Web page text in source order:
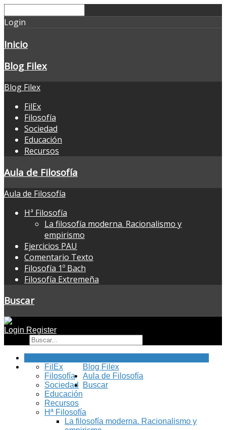
Login
Inicio
Blog Filex
Blog Filex
FilEx
Filosofía
Sociedad
Educación
Recursos
Aula de Filosofía
Aula de Filosofía
Hª Filosofía
La filosofía moderna. Racionalismo y
empirismo
Ejercicios PAU
Comentario Texto
Filosofía 1º Bach
Filosofía Extremeña
Buscar
Login Register
Blog Filex
FilEx
Filosofía
Sociedad
Educación
Recursos
Aula de Filosofía
Hª Filosofía
La filosofía moderna. Racionalismo y
Buscar